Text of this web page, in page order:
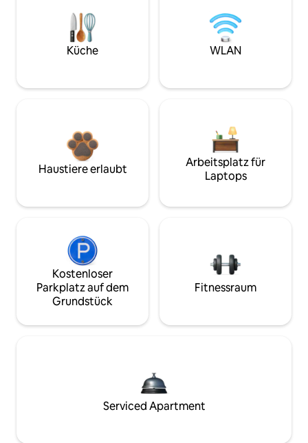
Küche WLAN
Haustiere erlaubt
Arbeitsplatz für
Laptops
Kostenloser
Parkplatz auf dem
Grundstück
Fitnessraum
Serviced Apartment